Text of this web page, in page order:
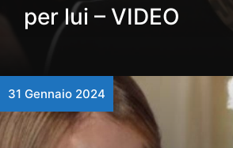
per lui – VIDEO
31 Gennaio 2024